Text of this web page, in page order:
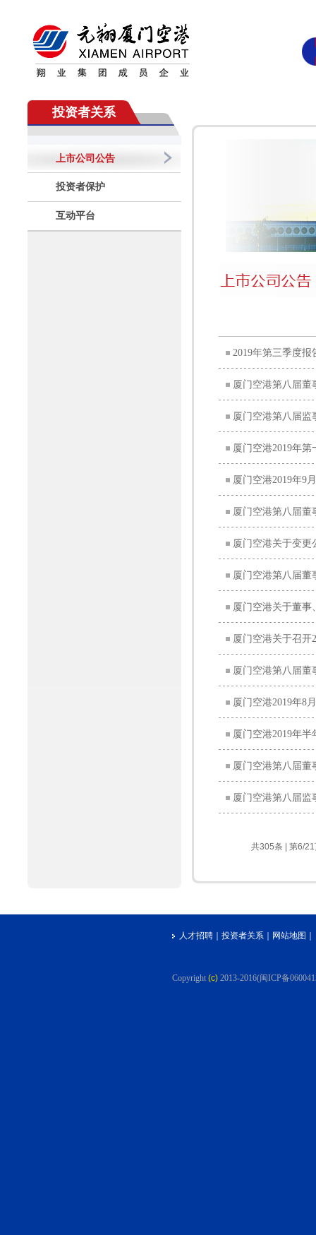
投资者关系
上市公司公告
投资者保护
互动平台
2019年第三季度报
厦门空港第八届董
厦门空港第八届监
厦门空港2019年
厦门空港2019年9
厦门空港第八届董
厦门空港关于变更
厦门空港第八届董
厦门空港关于董事
厦门空港关于召开
厦门空港第八届董
厦门空港2019年8
厦门空港2019年半
厦门空港第八届董
厦门空港第八届监
共305条 | 第6/
人才招聘 投资者关系 网站地图
Copyright (c) 2013-2016(闽ICP备